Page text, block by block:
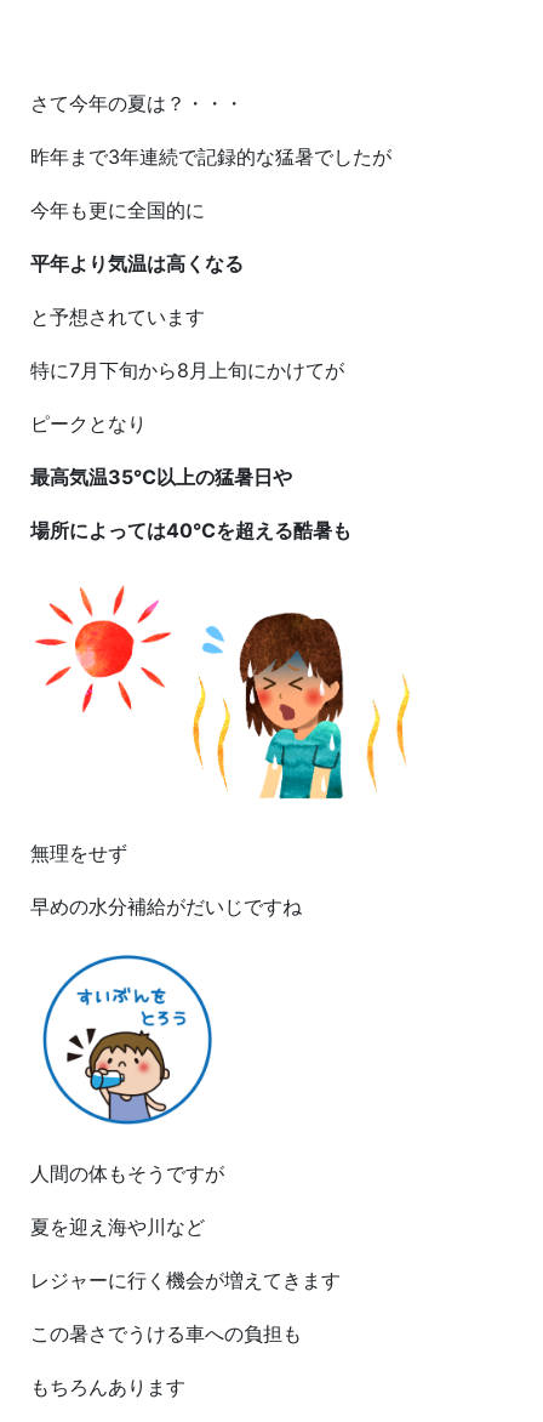
さて今年の夏は？・・・
昨年まで3年連続で記録的な猛暑でしたが
今年も更に全国的に
平年より気温は高くなる
と予想されています
特に7月下旬から8月上旬にかけてが
ピークとなり
最高気温35℃以上の猛暑日や
場所によっては40℃を超える酷暑も
無理をせず
早めの水分補給がだいじですね
人間の体もそうですが
夏を迎え海や川など
レジャーに行く機会が増えてきます
この暑さでうける車への負担も
もちろんあります